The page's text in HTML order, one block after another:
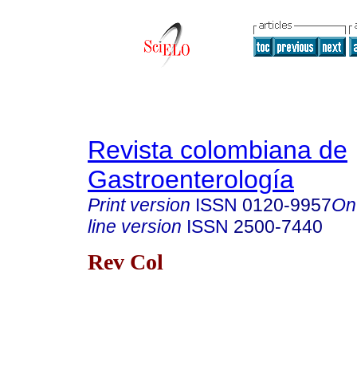
Revista colombiana de
Gastroenterología
Print version ISSN 0120-9957
line version ISSN 2500-7440
Rev Col